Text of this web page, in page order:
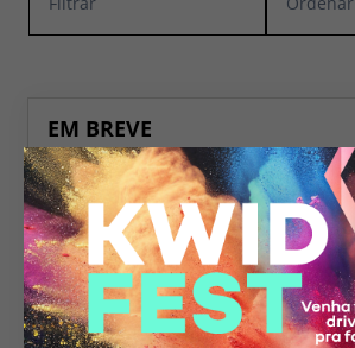
EM BREVE
Em breve
Tenho interesse